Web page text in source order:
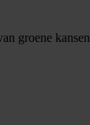
groene kansen